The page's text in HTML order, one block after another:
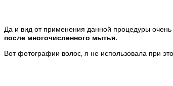
Да и вид от применения данной процедуры
после многочисленного мытья.
Вот фотографии волос, я не использовала при